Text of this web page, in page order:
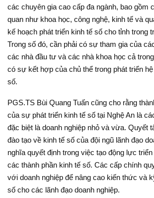
các chuyên gia cao cấp đa ngành, bao gồm
quan như khoa học, công nghệ, kinh tế và
kế hoạch phát triển kinh tế số cho tỉnh trong
Trong số đó, cần phải có sự tham gia của
các nhà đầu tư và các nhà khoa học cả
có sự kết hợp của chủ thể trong phát triển
số.
PGS.TS Bùi Quang Tuấn cũng cho rằng
của sự phát triển kinh tế số tại Nghệ An là
đặc biệt là doanh nghiệp nhỏ và vừa. Quyết
đào tạo về kinh tế số của đội ngũ lãnh đạo
nghĩa quyết định trong việc tạo động lực
các thành phần kinh tế số. Các cấp chính
với doanh nghiệp để nâng cao kiến thức và
số cho các lãnh đạo doanh nghiệp.